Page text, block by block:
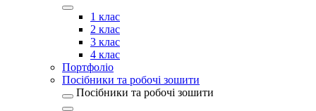
1 клас
2 клас
3 клас
4 клас
Портфоліо
Посібники та робочі зошити
Посібники та робочі зошити